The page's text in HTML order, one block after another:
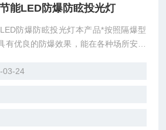
能LED防爆防眩投光灯
防爆防眩投光灯本产品*按照隔爆型
有优良的防爆效果，能在各种场所安全
能防雨淋、喷水.灯具外壳不腐蚀、生
03-24